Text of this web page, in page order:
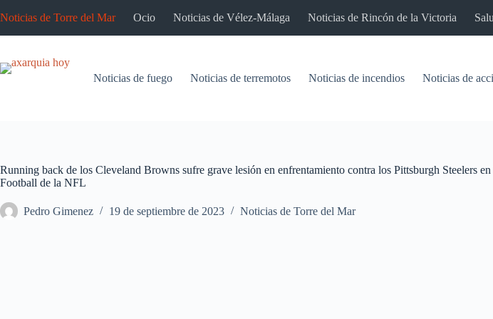
al
Noticias de Torre del Mar Ocio Noticias de Vélez-Málaga Noticias de Rincón de la Victoria
Noticias de fuego Noticias de terremotos Noticias de incendios Noticias de
Running back de los Cleveland Browns sufre grave lesión en enfrentamiento contra los Pittsburgh Steelers
Football de la NFL
Pedro Gimenez 19 de septiembre de 2023 Noticias de Torre del Mar